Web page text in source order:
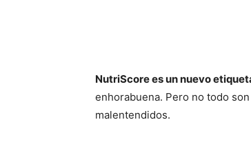
NutriScore es un nuevo
enhorabuena. Pero no todo
malentendidos.